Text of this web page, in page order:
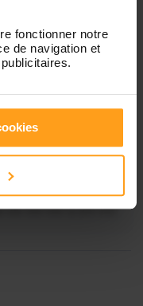
fonctionner notre
de navigation et
de 00:00 à 00:30
de 00:00 à 00:00
de 00:00 à 00:00
de 00:00 à 00:00
de 00:00 à 00:00
les
?